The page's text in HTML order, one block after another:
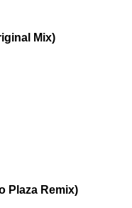
Mix)
Plaza Remix)